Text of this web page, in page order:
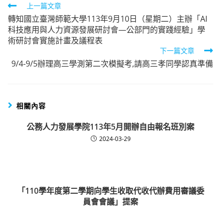
Read
more
articles
上一篇文章
轉知國立臺灣師範大學113年9月10日（星期二）主辦「AI
科技應用與人力資源發展研討會—公部門的實踐經驗」學
術研討會實施計畫及議程表
下一篇文章
9/4-9/5辦理高三學測第二次模擬考,請高三孝同學認真準備
相關內容
公務人力發展學院113年5月開辦自由報名班別案
2024-03-29
「110學年度第二學期向學生收取代收代辦費用審議委
員會會議」提案